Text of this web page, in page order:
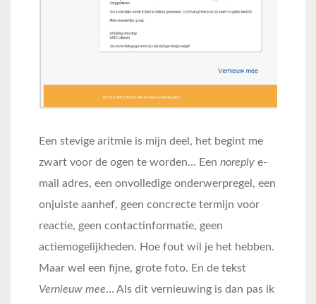
Een stevige aritmie is mijn deel, het begint me
zwart voor de ogen te worden… Een noreply e-
mail adres, een onvolledige onderwerpregel, een
onjuiste aanhef, geen concrecte termijn voor
reactie, geen contactinformatie, geen
actiemogelijkheden. Hoe fout wil je het hebben.
Maar wel een fijne, grote foto. En de tekst
Vernieuw mee… Als dit vernieuwing is dan pas ik